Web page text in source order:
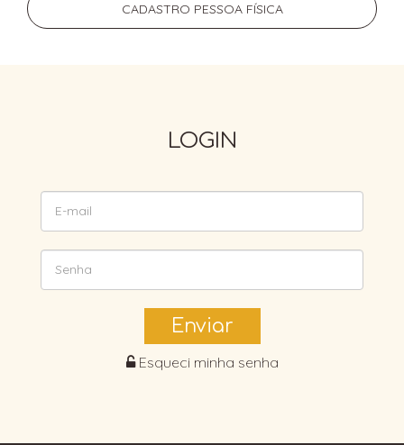
CADASTRO PESSOA FÍSICA
LOGIN
Enviar
Esqueci minha senha